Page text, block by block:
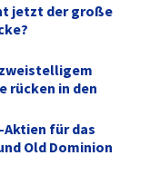
jetzt der große
rücken in den
für das
Old Dominion